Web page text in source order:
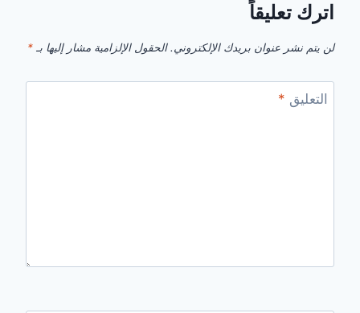
اترك تعليقاً
لن يتم نشر عنوان بريدك الإلكتروني. الحقول الإلزامية مشار إليها بـ *
التعليق *